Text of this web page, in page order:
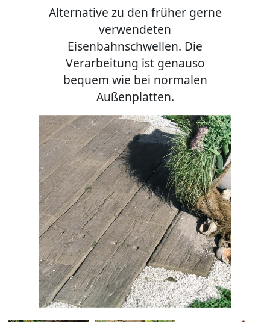
Alternative zu den früher gerne
verwendeten
Eisenbahnschwellen. Die
Verarbeitung ist genauso
bequem wie bei normalen
Außenplatten.